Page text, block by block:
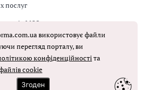
послуг
від МОЗ
ДОСТУП
використовує файли
перегляд порталу, ви
конфіденційностіта
cookie
Згоден